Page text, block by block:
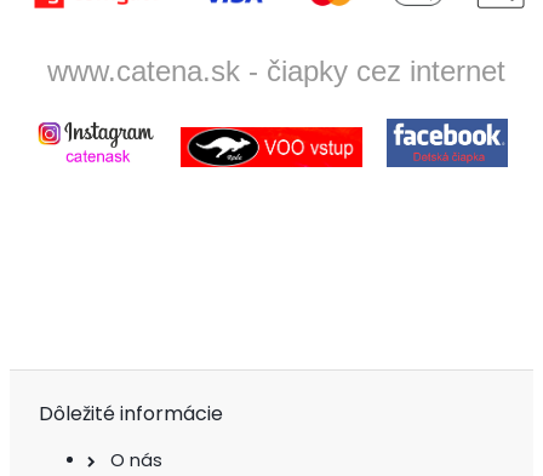
www.catena.sk - čiapky cez internet
Dôležité informácie
O nás